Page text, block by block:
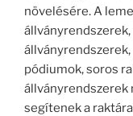
növelésére. A
pódiumok, soros
állványrendszerek
segítenek a